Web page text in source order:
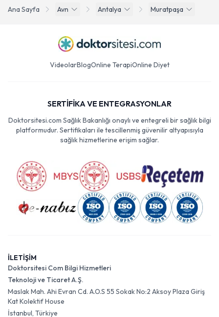
Ana Sayfa Avn Antalya Muratpaşa
VideolarBlogOnline TerapiOnline Diyet
SERTİFİKA VE ENTEGRASYONLAR
Doktorsitesi.com Sağlık Bakanlığı onaylı ve entegreli bir sağlık bilgi
platformudur. Sertifikaları ile tescillenmiş güvenilir altyapısıyla
sağlık hizmetlerine erişim sağlar.
İLETİŞİM
Doktorsitesi Com Bilgi Hizmetleri
Teknoloji ve Ticaret A.Ş.
Maslak Mah. Ahi Evran Cd. A.O.S 55 Sokak No:2 Aksoy Plaza Giriş
Kat Kolektif House
İstanbul, Türkiye